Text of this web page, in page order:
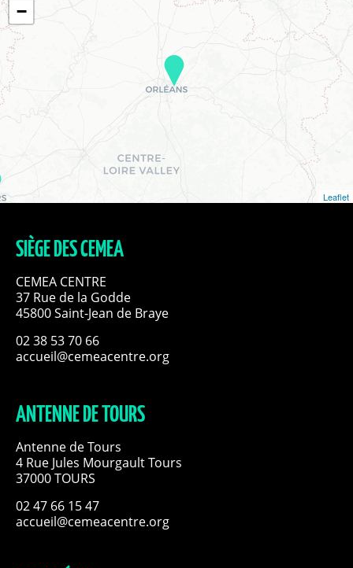
−
Leaflet
SIÈGE DES CEMEA
CEMEA CENTRE
37 Rue de la Godde
45800 Saint-Jean de Braye
02 38 53 70 66
accueil@cemeacentre.org
ANTENNE DE TOURS
Antenne de Tours
4 Rue Jules Mourgault Tours
37000 TOURS
02 47 66 15 47
accueil@cemeacentre.org